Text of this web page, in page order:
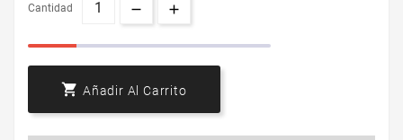
Cantidad
 Añadir Al Carrito